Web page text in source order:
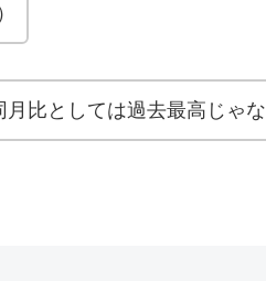
月比としては過去最高じゃな